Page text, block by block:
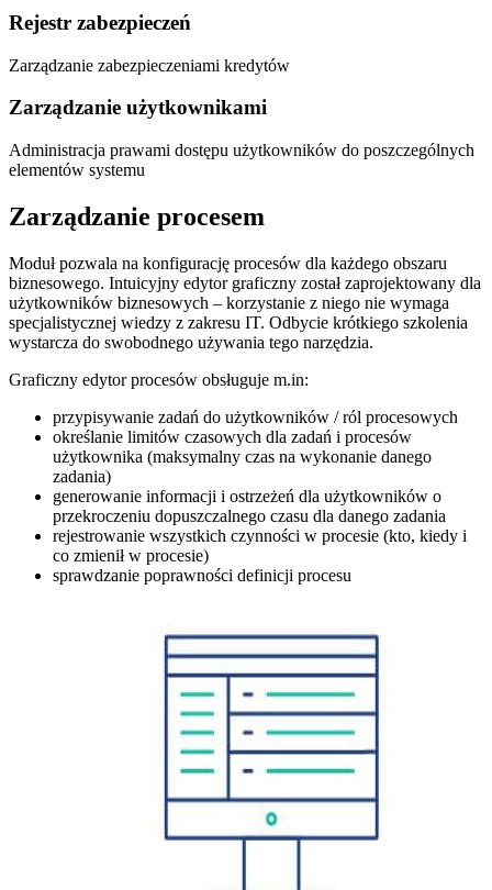
Rejestr zabezpieczeń
Zarządzanie zabezpieczeniami kredytów
Zarządzanie użytkownikami
Administracja prawami dostępu użytkowników do poszczególnych
elementów systemu
Zarządzanie procesem
Moduł pozwala na konfigurację procesów dla każdego obszaru
biznesowego. Intuicyjny edytor graficzny został zaprojektowany dla
użytkowników biznesowych – korzystanie z niego nie wymaga
specjalistycznej wiedzy z zakresu IT. Odbycie krótkiego szkolenia
wystarcza do swobodnego używania tego narzędzia.
Graficzny edytor procesów obsługuje m.in:
przypisywanie zadań do użytkowników / ról procesowych
określanie limitów czasowych dla zadań i procesów
użytkownika (maksymalny czas na wykonanie danego
zadania)
generowanie informacji i ostrzeżeń dla użytkowników o
przekroczeniu dopuszczalnego czasu dla danego zadania
rejestrowanie wszystkich czynności w procesie (kto, kiedy i
co zmienił w procesie)
sprawdzanie poprawności definicji procesu